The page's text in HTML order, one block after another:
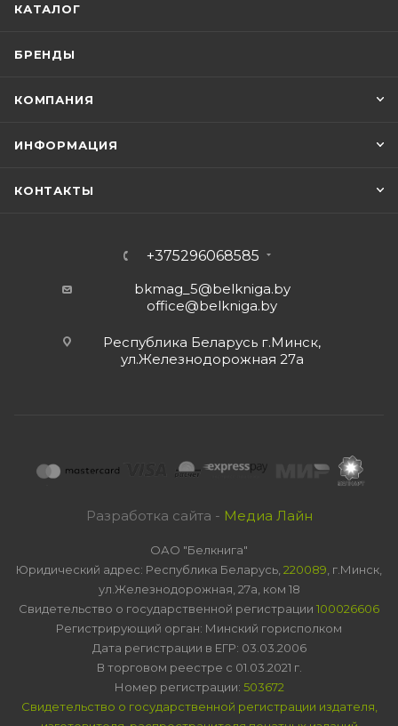
КАТАЛОГ
БРЕНДЫ
КОМПАНИЯ
ИНФОРМАЦИЯ
КОНТАКТЫ
+375296068585
bkmag_5@belkniga.by
office@belkniga.by
Республика Беларусь г.Минск,
ул.Железнодорожная 27а
Разработка сайта - Медиа Лайн
ОАО "Белкнига"
Юридический адрес: Республика Беларусь, 220089 , г.Минск,
ул.Железнодорожная, 27а, ком 18
Свидетельство о государственной регистрации 100026606
Регистрирующий орган: Минский горисполком
Дата регистрации в ЕГР: 03.03.2006
В торговом реестре с 01.03.2021 г.
Номер регистрации: 503672
Свидетельство о государственной регистрации издателя,